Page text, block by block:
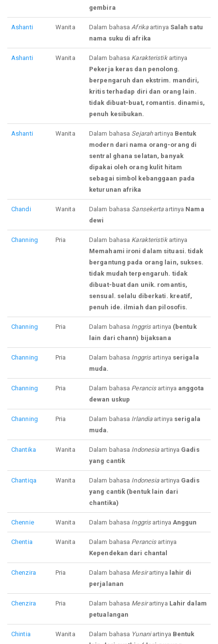
gembira
Ashanti Wanita Dalam bahasaAfrikaartinya Salah satu
nama suku di afrika
Ashanti Wanita Dalam bahasa Karakteristikartinya
Pekerja keras dan penolong.
berpengaruh dan ekstrim. mandiri,
kritis terhadap diri dan orang lain.
tidak dibuat-buat, romantis. dinamis,
penuh kesibukan.
Ashanti Wanita Dalam bahasa Sejarahartinya Bentuk
modern dari nama orang-orang di
sentral ghana selatan, banyak
dipakai oleh orang kulit hitam
sebagai simbol kebanggaan pada
keturunan afrika
Chandi Wanita Dalam bahasa Sansekertaartinya Nama
dewi
Channing Pria Dalam bahasa Karakteristikartinya
Memahami ironi dalam situasi. tidak
bergantung pada orang lain, sukses.
tidak mudah terpengaruh. tidak
dibuat-buat dan unik. romantis,
sensual. selalu diberkati. kreatif,
penuh ide. ilmiah dan pilosofis.
Channing Pria Dalam bahasa Inggrisartinya (bentuk
lain dari chann) bijaksana
Channing Pria Dalam bahasa Inggrisartinya serigala
muda.
Channing Pria Dalam bahasa Perancisartinya anggota
dewan uskup
Channing Pria Dalam bahasa Irlandiaartinya serigala
muda.
Chantika Wanita Dalam bahasa Indonesiaartinya Gadis
yang cantik
Chantiqa Wanita Dalam bahasa Indonesiaartinya Gadis
yang cantik (bentuk lain dari
chantika)
Chennie Wanita Dalam bahasa Inggrisartinya Anggun
Chentia Wanita Dalam bahasa Perancisartinya
Kependekan dari chantal
Chenzira Pria Dalam bahasa Mesirartinya lahir di
perjalanan
Chenzira Pria Dalam bahasa Mesirartinya Lahir dalam
petualangan
Chintia Wanita Dalam bahasa Yunaniartinya Bentuk